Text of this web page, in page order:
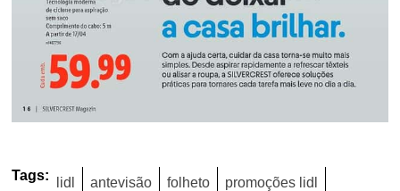
Tags: lidl antevisão folheto promoções lidl